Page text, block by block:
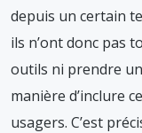
depuis un certain
ils n’ont donc pas
outils ni prendre
manière d’inclure
usagers. C’est